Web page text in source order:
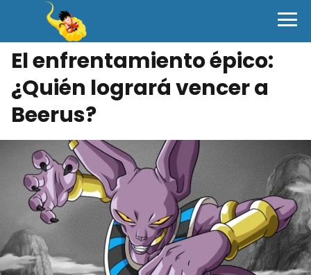
El enfrentamiento épico:
¿Quién logrará vencer a
Beerus?